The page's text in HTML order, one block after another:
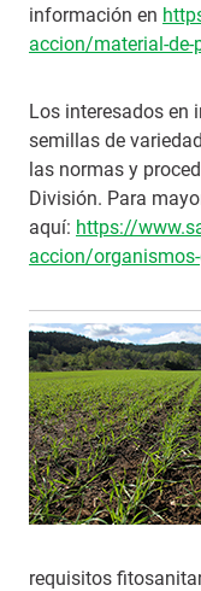
información en
accion/material-de-
Los interesados en
semillas de
las normas y
División. Para
aquí: https://
accion/
requisitos